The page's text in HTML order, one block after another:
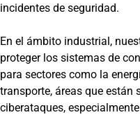
incidentes de seguridad.
En el ámbito industrial,
proteger los sistemas de
para sectores como la
transporte, áreas que están
ciberataques,